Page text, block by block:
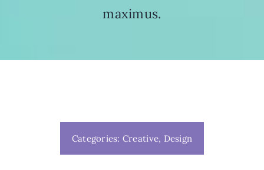
maximus.
Categories: Creative, Design